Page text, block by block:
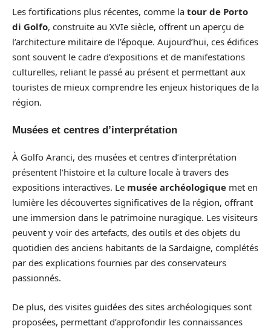
Les fortifications plus récentes, comme la tour de Porto
di Golfo, construite au XVIe siècle, offrent un aperçu de
l’architecture militaire de l’époque. Aujourd’hui, ces édifices
sont souvent le cadre d’expositions et de manifestations
culturelles, reliant le passé au présent et permettant aux
touristes de mieux comprendre les enjeux historiques de la
région.
Musées et centres d’interprétation
À Golfo Aranci, des musées et centres d’interprétation
présentent l’histoire et la culture locale à travers des
expositions interactives. Le musée archéologique met en
lumière les découvertes significatives de la région, offrant
une immersion dans le patrimoine nuragique. Les visiteurs
peuvent y voir des artefacts, des outils et des objets du
quotidien des anciens habitants de la Sardaigne, complétés
par des explications fournies par des conservateurs
passionnés.
De plus, des visites guidées des sites archéologiques sont
proposées, permettant d’approfondir les connaissances